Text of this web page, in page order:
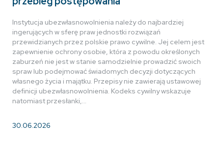
Instytucja ubezwłasnowolnienia należy do najbardziej
ingerujących w sferę praw jednostki rozwiązań
przewidzianych przez polskie prawo cywilne. Jej celem jest
zapewnienie ochrony osobie, która z powodu określonych
zaburzeń nie jest w stanie samodzielnie prowadzić swoich
spraw lub podejmować świadomych decyzji dotyczących
własnego życia i majątku. Przepisy nie zawierają ustawowej
definicji ubezwłasnowolnienia. Kodeks cywilny wskazuje
natomiast przesłanki,…
30.06.2026